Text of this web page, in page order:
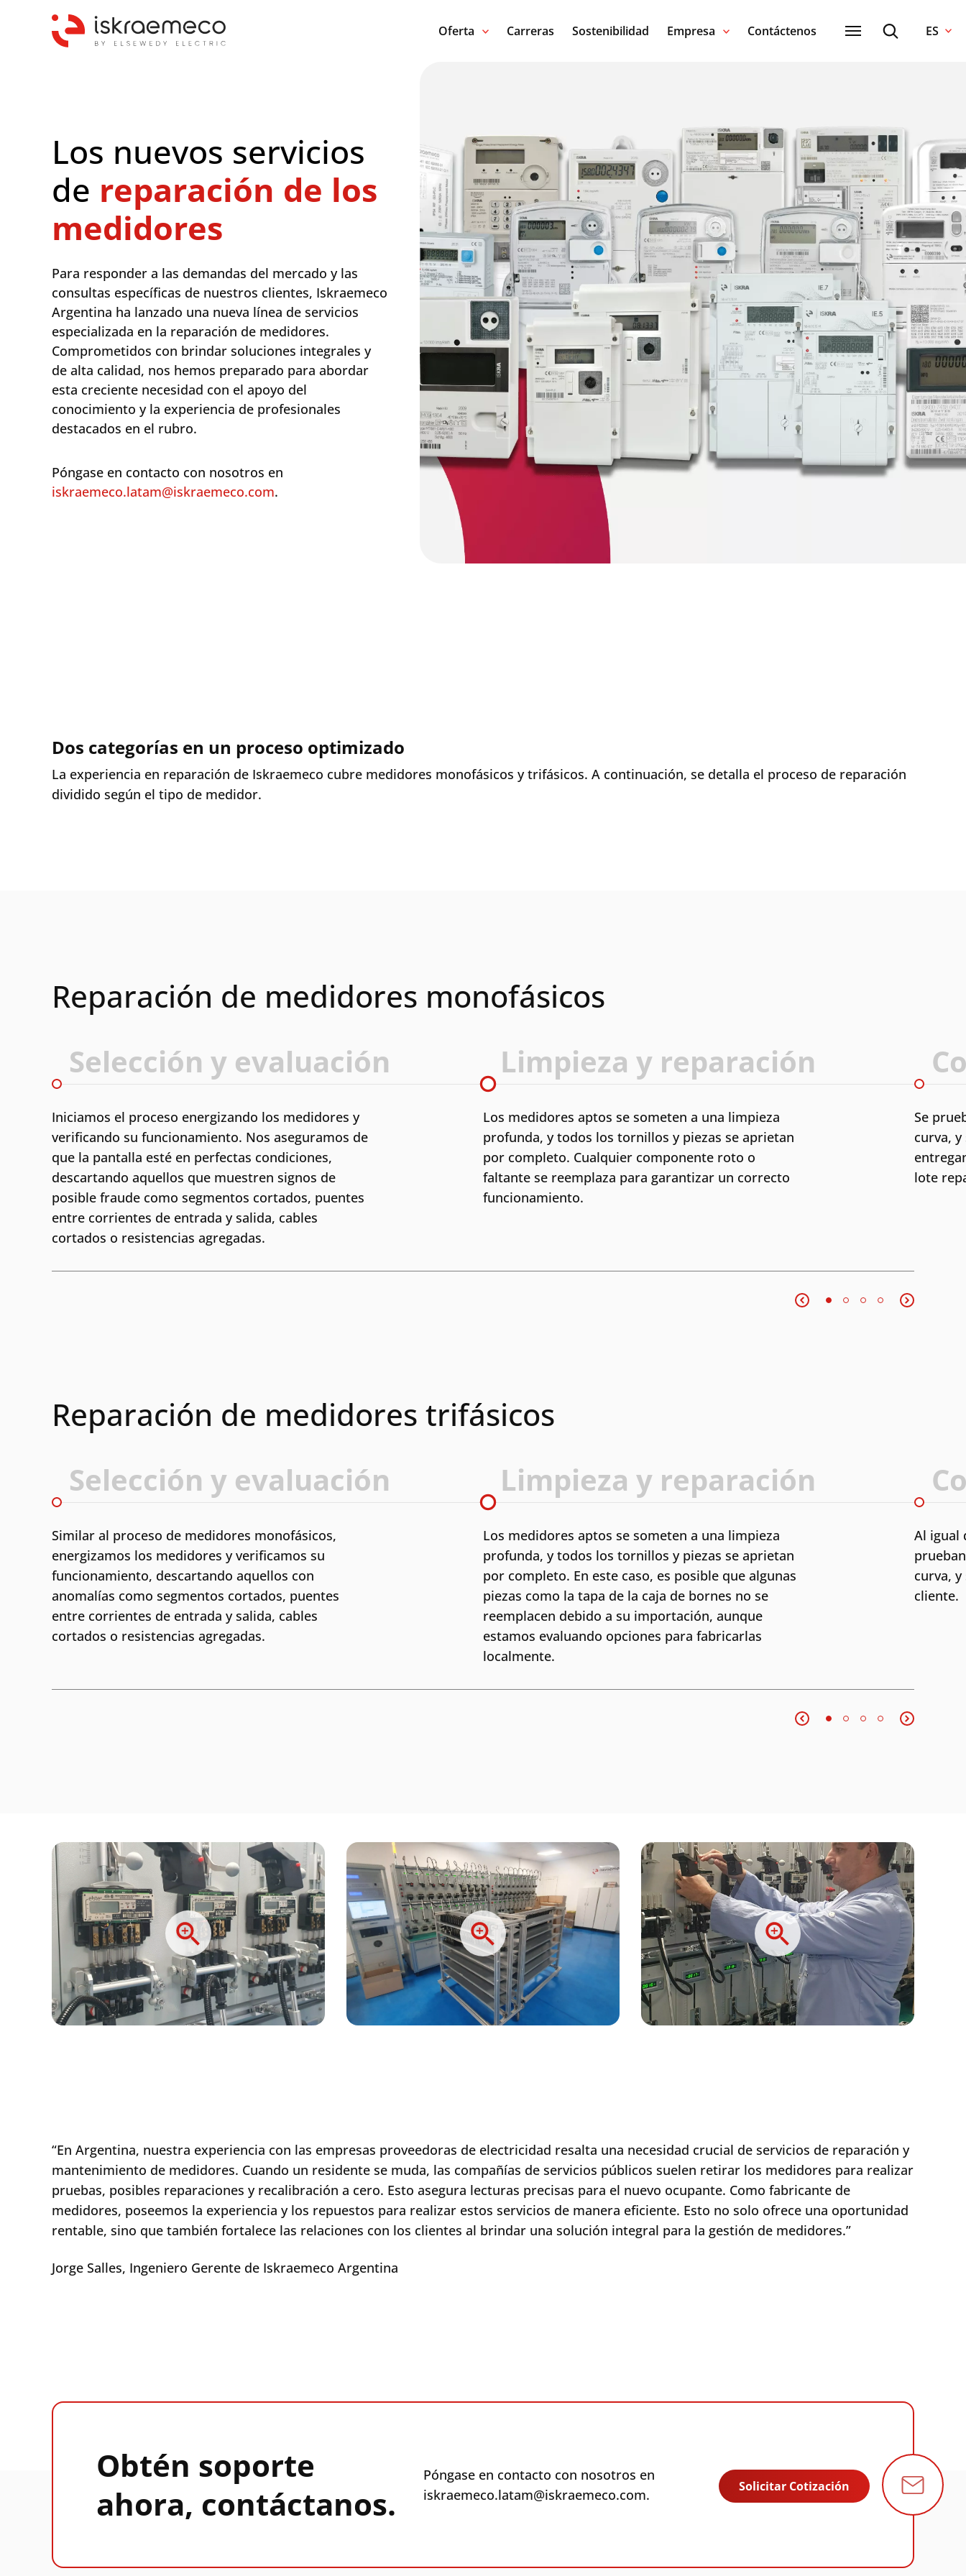
Oferta Carreras Sostenibilidad Empresa Contáctenos ES
Search
Enviar
Los nuevos servicios
de reparación de los
medidores
Para responder a las demandas del mercado y las
consultas específicas de nuestros clientes, Iskraemeco
Argentina ha lanzado una nueva línea de servicios
especializada en la reparación de medidores.
Comprometidos con brindar soluciones integrales y
de alta calidad, nos hemos preparado para abordar
esta creciente necesidad con el apoyo del
conocimiento y la experiencia de profesionales
destacados en el rubro.
Póngase en contacto con nosotros en
iskraemeco.latam@iskraemeco.com.
Dos categorías en un proceso optimizado
La experiencia en reparación de Iskraemeco cubre medidores monofásicos y trifásicos. A continuación, se detalla el proceso de reparación
dividido según el tipo de medidor.
Reparación de medidores monofásicos
Selección y evaluación
Iniciamos el proceso energizando los medidores y
verificando su funcionamiento. Nos aseguramos de
que la pantalla esté en perfectas condiciones,
descartando aquellos que muestren signos de
posible fraude como segmentos cortados, puentes
entre corrientes de entrada y salida, cables
cortados o resistencias agregadas.
Limpieza y reparación
Los medidores aptos se someten a una limpieza
profunda, y todos los tornillos y piezas se aprietan
por completo. Cualquier componente roto o
faltante se reemplaza para garantizar un correcto
funcionamiento.
Se
curva,
lote
Reparación de medidores trifásicos
Selección y evaluación
Similar al proceso de medidores monofásicos,
energizamos los medidores y verificamos su
funcionamiento, descartando aquellos con
anomalías como segmentos cortados, puentes
entre corrientes de entrada y salida, cables
cortados o resistencias agregadas.
Limpieza y reparación
Los medidores aptos se someten a una limpieza
profunda, y todos los tornillos y piezas se aprietan
por completo. En este caso, es posible que algunas
piezas como la tapa de la caja de bornes no se
reemplacen debido a su importación, aunque
estamos evaluando opciones para fabricarlas
localmente.
Al igual
curva,
cliente.
“En Argentina, nuestra experiencia con las empresas proveedoras de electricidad resalta una necesidad crucial de servicios de reparación y
mantenimiento de medidores. Cuando un residente se muda, las compañías de servicios públicos suelen retirar los medidores para realizar
pruebas, posibles reparaciones y recalibración a cero. Esto asegura lecturas precisas para el nuevo ocupante. Como fabricante de
medidores, poseemos la experiencia y los repuestos para realizar estos servicios de manera eficiente. Esto no solo ofrece una oportunidad
rentable, sino que también fortalece las relaciones con los clientes al brindar una solución integral para la gestión de medidores.”
Jorge Salles, Ingeniero Gerente de Iskraemeco Argentina
Obtén soporte
ahora, contáctanos.
Póngase en contacto con nosotros en
iskraemeco.latam@iskraemeco.com.
Solicitar Cotización